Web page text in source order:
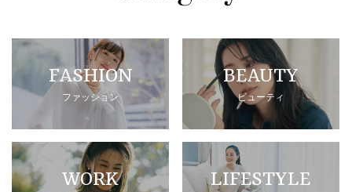
FASHION
ファッション
BEAUTY
ビューティ
WORK LIFESTYLE